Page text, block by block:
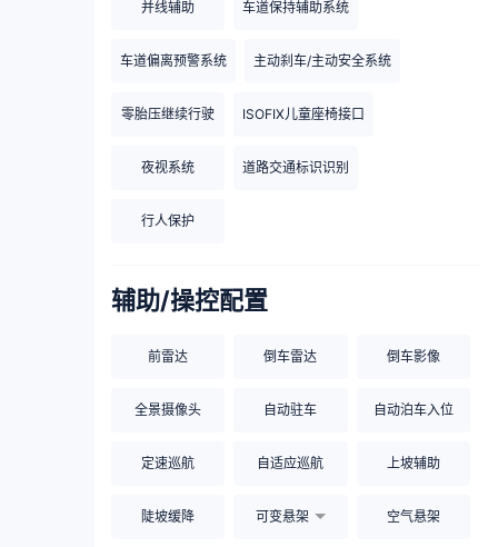
并线辅助 车道保持辅助系统
车道偏离预警系统 主动刹车/主动安全系统
零胎压继续行驶 ISOFIX儿童座椅接口
夜视系统 道路交通标识识别
行人保护
辅助/操控配置
前雷达 倒车雷达 倒车影像
全景摄像头 自动驻车 自动泊车入位
定速巡航 自适应巡航 上坡辅助
陡坡缓降 可变悬架 空气悬架